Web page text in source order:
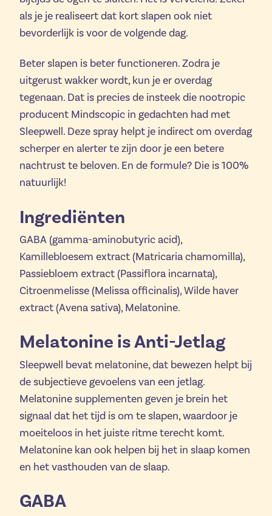
als je je realiseert dat kort slapen ook niet
bevorderlijk is voor de volgende dag.
Beter slapen is beter functioneren. Zodra je
uitgerust wakker wordt, kun je er overdag
tegenaan. Dat is precies de insteek die nootropic
producent Mindscopic in gedachten had met
Sleepwell. Deze spray helpt je indirect om overdag
scherper en alerter te zijn door je een betere
nachtrust te beloven. En de formule? Die is 100%
natuurlijk!
Ingrediënten
GABA (gamma-aminobutyric acid),
Kamillebloesem extract (Matricaria chamomilla),
Passiebloem extract (Passiflora incarnata),
Citroenmelisse (Melissa officinalis), Wilde haver
extract (Avena sativa), Melatonine.
Melatonine is Anti-Jetlag
Sleepwell bevat melatonine, dat bewezen helpt bij
de subjectieve gevoelens van een jetlag.
Melatonine supplementen geven je brein het
signaal dat het tijd is om te slapen, waardoor je
moeiteloos in het juiste ritme terecht komt.
Melatonine kan ook helpen bij het in slaap komen
en het vasthouden van de slaap.
GABA